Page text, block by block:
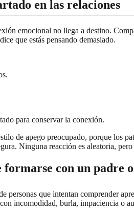
en las relaciones
emocional no llega a destino.
que estás pensando demasiado.
para conservar la conexión.
de apego preocupado, porque los
Ninguna reacción es aleatoria,
formarse con un padre
personas que intentan comprender
incomodidad, burla, impaciencia o